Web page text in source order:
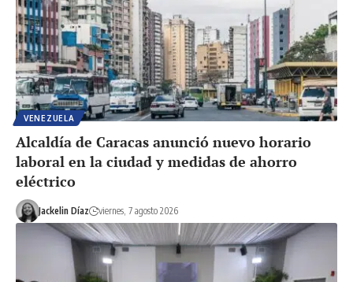
VENEZUELA
Alcaldía de Caracas anunció nuevo horario
laboral en la ciudad y medidas de ahorro
eléctrico
Jackelin Díaz viernes, 7 agosto 2026